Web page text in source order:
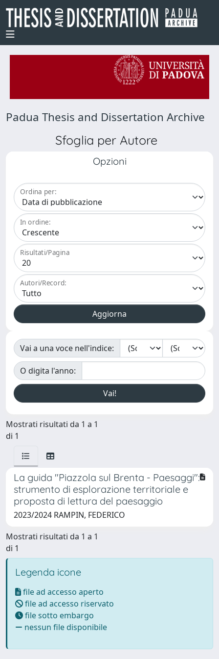
Padua Thesis and Dissertation Archive
Sfoglia per Autore
Opzioni
Ordina per:
In ordine:
Risultati/Pagina
Autori/Record:
Vai a una voce nell'indice:
O digita l'anno:
Mostrati risultati da 1 a 1
di 1
La guida "Piazzola sul Brenta - Paesaggi":
strumento di esplorazione territoriale e
proposta di lettura del paesaggio
2023/2024 RAMPIN, FEDERICO
Mostrati risultati da 1 a 1
di 1
Legenda icone
file ad accesso aperto
file ad accesso riservato
file sotto embargo
nessun file disponibile